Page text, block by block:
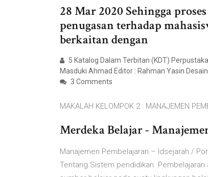
28 Mar 2020 Sehingga
penugasan terhadap
berkaitan dengan
5 Katalog Dalam Terbitan (KDT)
Masduki Ahmad Editor : Rahman Yasin
3 Comments
MAKALAH KELOMPOK 2 : MANAJEMEN
Merdeka Belajar -
Manajemen Pembelajaran – Idsejarah /
Tentang Sistem pendidikan.